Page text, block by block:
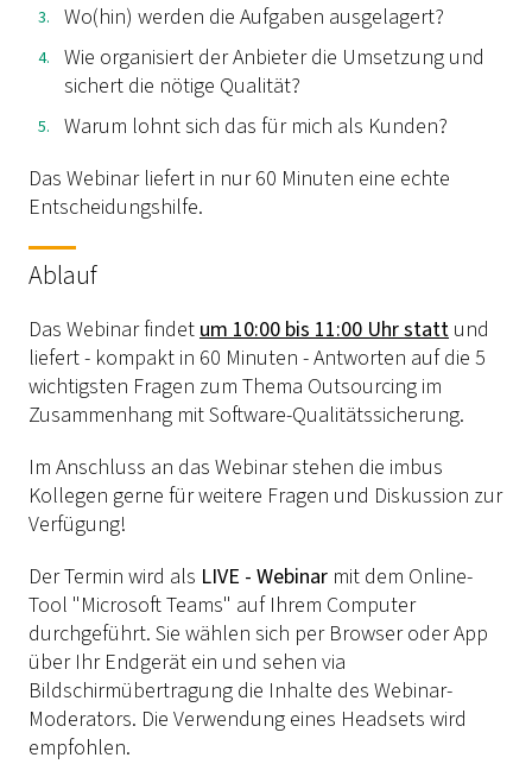
Wo(hin) werden die Aufgaben ausgelagert?
Wie organisiert der Anbieter die Umsetzung und
sichert die nötige Qualität?
Warum lohnt sich das für mich als Kunden?
Das Webinar liefert in nur 60 Minuten eine echte
Entscheidungshilfe.
Ablauf
Das Webinar findet um 10:00 bis 11:00 Uhr statt und
liefert - kompakt in 60 Minuten - Antworten auf die 5
wichtigsten Fragen zum Thema Outsourcing im
Zusammenhang mit Software-Qualitätssicherung.
Im Anschluss an das Webinar stehen die imbus
Kollegen gerne für weitere Fragen und Diskussion zur
Verfügung!
Der Termin wird als LIVE - Webinar mit dem Online-
Tool "Microsoft Teams" auf Ihrem Computer
durchgeführt. Sie wählen sich per Browser oder App
über Ihr Endgerät ein und sehen via
Bildschirmübertragung die Inhalte des Webinar-
Moderators. Die Verwendung eines Headsets wird
empfohlen.